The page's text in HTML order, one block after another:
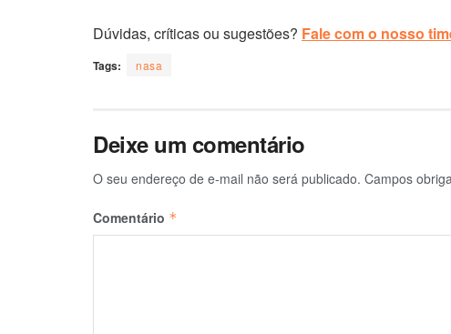
Dúvidas, críticas ou sugestões? Fale com o nosso
Tags: nasa
Deixe um comentário
O seu endereço de e-mail não será publicado. Campos
Comentário *